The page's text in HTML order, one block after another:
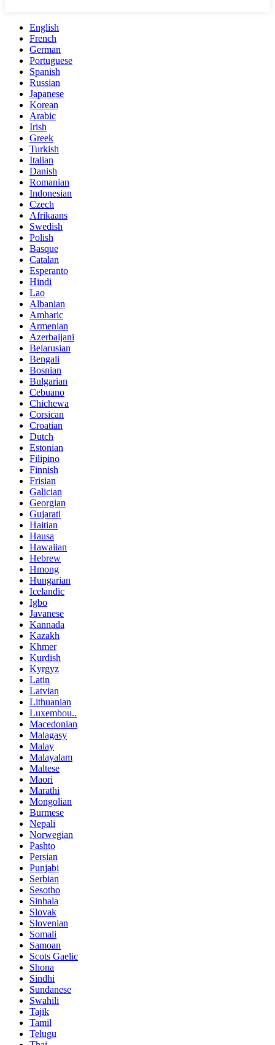
English
French
German
Portuguese
Spanish
Russian
Japanese
Korean
Arabic
Irish
Greek
Turkish
Italian
Danish
Romanian
Indonesian
Czech
Afrikaans
Swedish
Polish
Basque
Catalan
Esperanto
Hindi
Lao
Albanian
Amharic
Armenian
Azerbaijani
Belarusian
Bengali
Bosnian
Bulgarian
Cebuano
Chichewa
Corsican
Croatian
Dutch
Estonian
Filipino
Finnish
Frisian
Galician
Georgian
Gujarati
Haitian
Hausa
Hawaiian
Hebrew
Hmong
Hungarian
Icelandic
Igbo
Javanese
Kannada
Kazakh
Khmer
Kurdish
Kyrgyz
Latin
Latvian
Lithuanian
Luxembou..
Macedonian
Malagasy
Malay
Malayalam
Maltese
Maori
Marathi
Mongolian
Burmese
Nepali
Norwegian
Pashto
Persian
Punjabi
Serbian
Sesotho
Sinhala
Slovak
Slovenian
Somali
Samoan
Scots Gaelic
Shona
Sindhi
Sundanese
Swahili
Tajik
Tamil
Telugu